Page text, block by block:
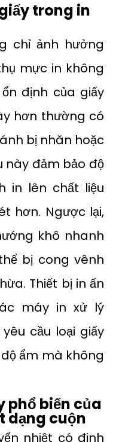
trong in
chỉ ảnh hưởng
mực in không
định của giấy
hơn thường có
bị nhăn hoặc
này đảm bảo độ
in lên chất liệu
hơn. Ngược lại,
khô nhanh
bị cong vênh
Thiết bị in ấn
máy in xử lý
cầu loại giấy
ẩm mà không
phổ biến của
dạng cuộn
nhiệt có định